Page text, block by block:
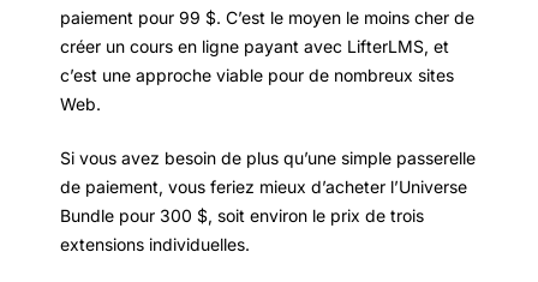
paiement pour 99 $. C’est le moyen le moins cher de
créer un cours en ligne payant avec LifterLMS, et
c’est une approche viable pour de nombreux sites
Web.
Si vous avez besoin de plus qu’une simple passerelle
de paiement, vous feriez mieux d’acheter l’Universe
Bundle pour 300 $, soit environ le prix de trois
extensions individuelles.